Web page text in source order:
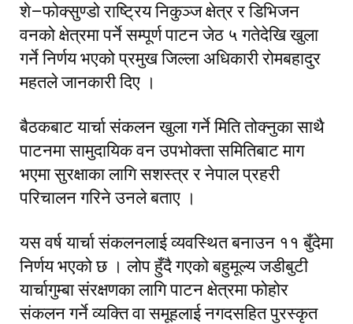
शे–फोक्सुण्डो राष्ट्रिय निकुञ्ज क्षेत्र र डिभिजन
वनको क्षेत्रमा पर्ने सम्पूर्ण पाटन जेठ ५ गतेदेखि खुला
गर्ने निर्णय भएको प्रमुख जिल्ला अधिकारी रोमबहादुर
महतले जानकारी दिए ।
बैठकबाट यार्चा संकलन खुला गर्ने मिति तोक्नुका साथै
पाटनमा सामुदायिक वन उपभोक्ता समितिबाट माग
भएमा सुरक्षाका लागि सशस्त्र र नेपाल प्रहरी
परिचालन गरिने उनले बताए ।
यस वर्ष यार्चा संकलनलाई व्यवस्थित बनाउन ११ बुँदेमा
निर्णय भएको छ । लोप हुँदै गएको बहुमूल्य जडीबुटी
यार्चागुम्बा संरक्षणका लागि पाटन क्षेत्रमा फोहोर
संकलन गर्ने व्यक्ति वा समूहलाई नगदसहित पुरस्कृत